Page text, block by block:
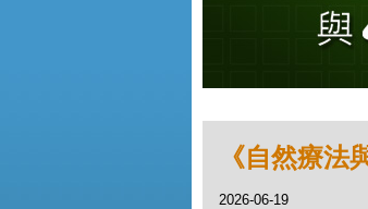
《自然療
2026-06-19